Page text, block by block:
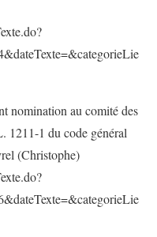
nomination au comité des
1211-1 du code général
(Christophe)